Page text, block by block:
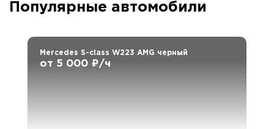
Популярные автомобили
Mercedes S-class W223 AMG черный
от 5 000 ₽/ч